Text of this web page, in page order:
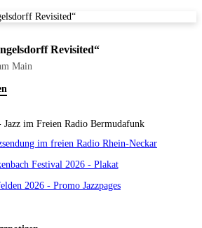
Revisited“
Main
im freien Radio Rhein-Neckar